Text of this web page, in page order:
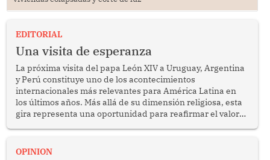
EDITORIAL
Una visita de esperanza
La próxima visita del papa León XIV a Uruguay, Argentina
y Perú constituye uno de los acontecimientos
internacionales más relevantes para América Latina en
los últimos años. Más allá de su dimensión religiosa, esta
gira representa una oportunidad para reafirmar el valor
enfrenta desafíos en materia de desarrollo, cohesión
OPINION